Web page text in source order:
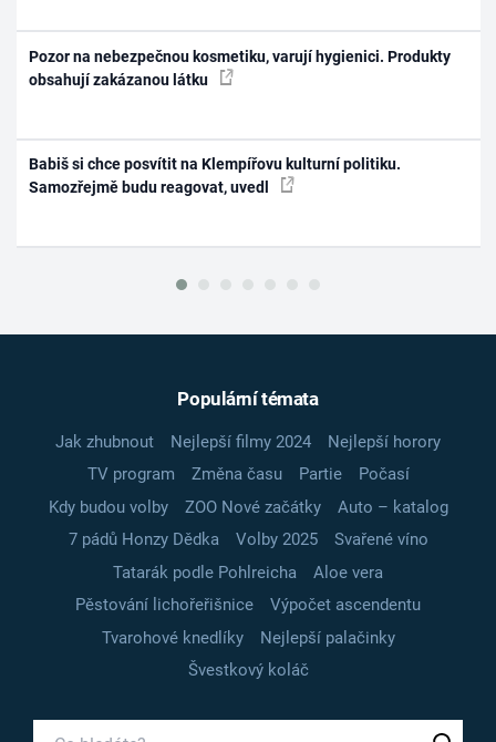
Pozor na nebezpečnou kosmetiku, varují hygienici. Produkty
obsahují zakázanou látku
Babiš si chce posvítit na Klempířovu kulturní politiku.
Samozřejmě budu reagovat, uvedl
Populární témata
Jak zhubnout Nejlepší filmy 2024
Nejlepší horory
TV program
Změna času Partie
Počasí
Kdy budou volby
ZOO Nové začátky
Auto – katalog
7 pádů Honzy Dědka
Volby 2025
Svařené víno
Tatarák podle Pohlreicha
Aloe vera
Pěstování lichořeřišnice
Výpočet ascendentu
Tvarohové knedlíky
Nejlepší palačinky
Švestkový koláč